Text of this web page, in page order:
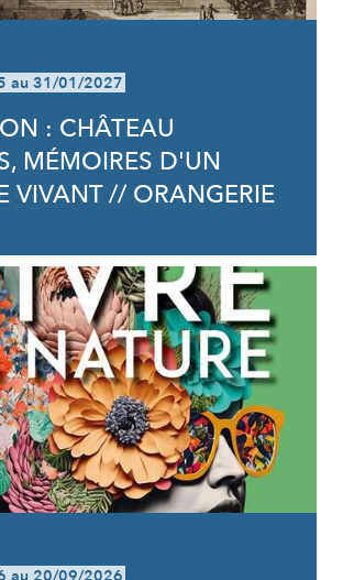
au 31/01/2027
: CHÂTEAU
MÉMOIRES D'UN
VIVANT // ORANGERIE